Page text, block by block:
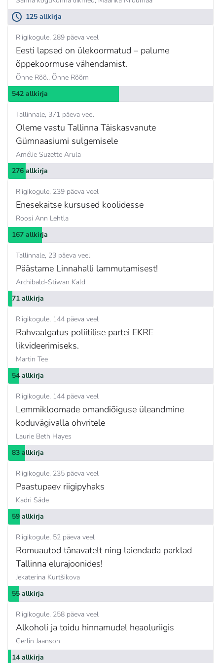
125 allkirja
Riigikogule 289 päeva veel
Eesti lapsed on ülekoormatud – palume
õppekoormuse vähendamist.
Õnne Rõõ., Õnne Rõõm
542 allkirja
Tallinnale 371 päeva veel
Oleme vastu Tallinna Täiskasvanute
Gümnaasiumi sulgemisele
Amélie Suzette Arula
276 allkirja
Riigikogule 239 päeva veel
Enesekaitse kursused koolidesse
Roosi Ann Lehtla
167 allkirja
Tallinnale 23 päeva veel
Päästame Linnahalli lammutamisest!
Archibald-Stiwan Kald
71 allkirja
Riigikogule 144 päeva veel
Rahvaalgatus poliitilise partei EKRE
likvideerimiseks.
Martin Tee
54 allkirja
Riigikogule 144 päeva veel
Lemmikloomade omandiõiguse üleandmine
koduvägivalla ohvritele
Laurie Beth Hayes
83 allkirja
Riigikogule 235 päeva veel
Paastupaev riigipyhaks
Kadri Säde
59 allkirja
Riigikogule 52 päeva veel
Romuautod tänavatelt ning laiendada parklad
Tallinna elurajoonides!
Jekaterina Kurtšikova
55 allkirja
Riigikogule 258 päeva veel
Alkoholi ja toidu hinnamudel heaoluriigis
Gerlin Jaanson
14 allkirja